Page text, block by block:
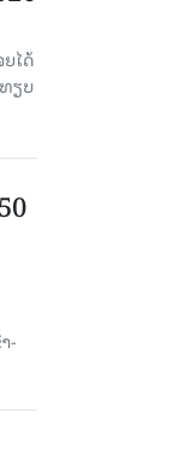
ໄດ້
ຽບ
-